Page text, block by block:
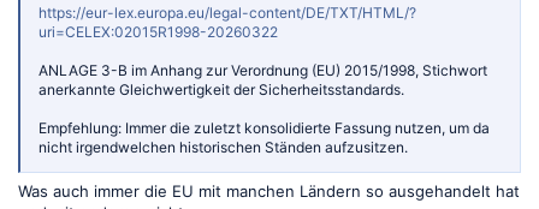
https://eur-lex.europa.eu/legal-content/DE/TXT/HTML/?
uri=CELEX:02015R1998-20260322
ANLAGE 3-B im Anhang zur Verordnung (EU) 2015/1998, Stichwort
anerkannte Gleichwertigkeit der Sicherheitsstandards.
Empfehlung: Immer die zuletzt konsolidierte Fassung nutzen, um da
nicht irgendwelchen historischen Ständen aufzusitzen.
Was auch immer die EU mit manchen Ländern so ausgehandelt hat